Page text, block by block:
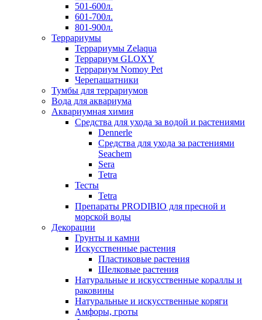
501-600л.
601-700л.
801-900л.
Террариумы
Террариумы Zelaqua
Террариум GLOXY
Террариум Nomoy Pet
Черепашатники
Тумбы для террариумов
Вода для аквариума
Аквариумная химия
Средства для ухода за водой и растениями
Dennerle
Средства для ухода за растениями
Seachem
Sera
Tetra
Тесты
Tetra
Препараты PRODIBIO для пресной и
морской воды
Декорации
Грунты и камни
Искусственные растения
Пластиковые растения
Шелковые растения
Натуральные и искусственные кораллы и
раковины
Натуральные и искусственные коряги
Амфоры, гроты